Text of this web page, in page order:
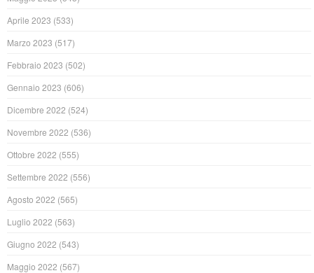
Aprile 2023 (533)
Marzo 2023 (517)
Febbraio 2023 (502)
Gennaio 2023 (606)
Dicembre 2022 (524)
Novembre 2022 (536)
Ottobre 2022 (555)
Settembre 2022 (556)
Agosto 2022 (565)
Luglio 2022 (563)
Giugno 2022 (543)
Maggio 2022 (567)